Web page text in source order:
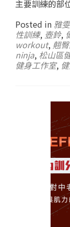
主要訓練的部
Posted in 雅
性訓練, 壺鈴,
workout, 翹
ninja, 松山區
健身工作室,